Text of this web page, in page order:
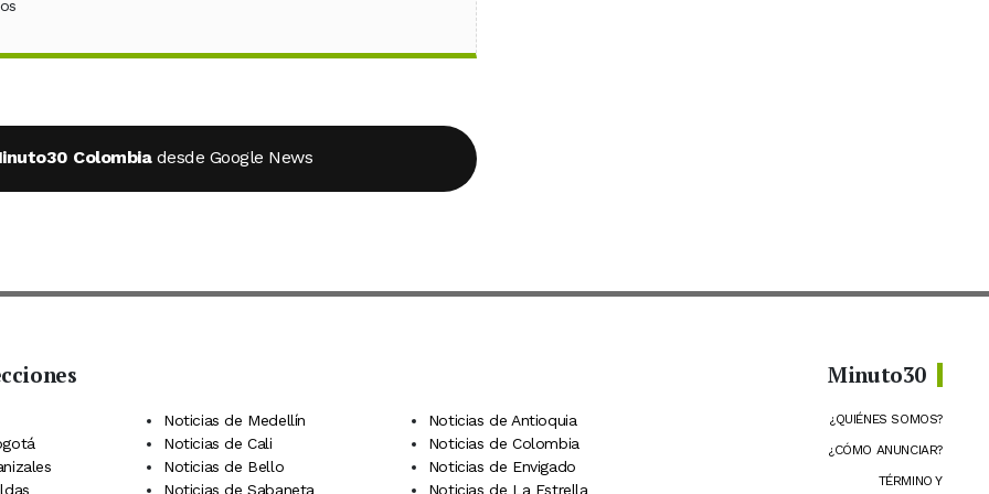
Colombia desde Google News
Noticias de Medellín
Noticias de Antioquia
Noticias de Cali
Noticias de Colombia
Noticias de Bello
Noticias de Envigado
Noticias de Sabaneta Noticias de La Estrella
Minuto30
¿QUIÉNES SOMOS?
¿CÓMO ANUNCIAR?
TÉRMINO Y